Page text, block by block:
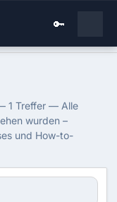
🔑
1 Treffer — Alle
wurden –
und How-to-